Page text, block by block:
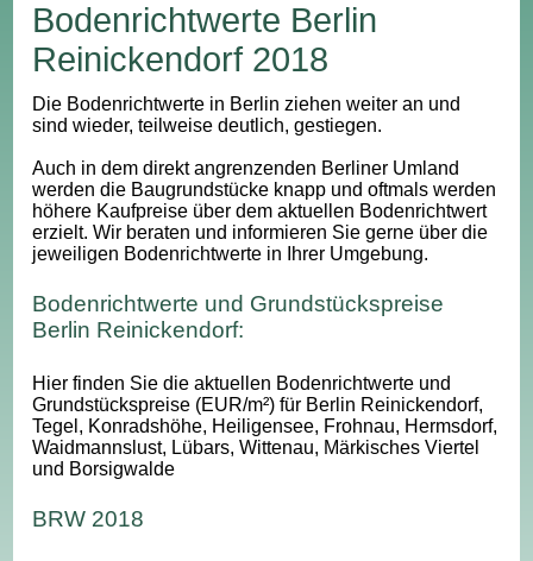
Bodenrichtwerte Berlin
Reinickendorf 2018
Die Bodenrichtwerte in Berlin ziehen weiter an und
sind wieder, teilweise deutlich, gestiegen.
Auch in dem direkt angrenzenden Berliner Umland
werden die Baugrundstücke knapp und oftmals werden
höhere Kaufpreise über dem aktuellen Bodenrichtwert
erzielt. Wir beraten und informieren Sie gerne über die
jeweiligen Bodenrichtwerte in Ihrer Umgebung.
Bodenrichtwerte und Grundstückspreise
Berlin Reinickendorf:
Hier finden Sie die aktuellen Bodenrichtwerte und
Grundstückspreise (EUR/m²) für Berlin Reinickendorf,
Tegel, Konradshöhe, Heiligensee, Frohnau, Hermsdorf,
Waidmannslust, Lübars, Wittenau, Märkisches Viertel
und Borsigwalde
BRW 2018